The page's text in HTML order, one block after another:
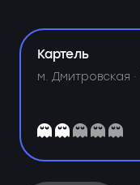
Картель
м. Дмитровская ·